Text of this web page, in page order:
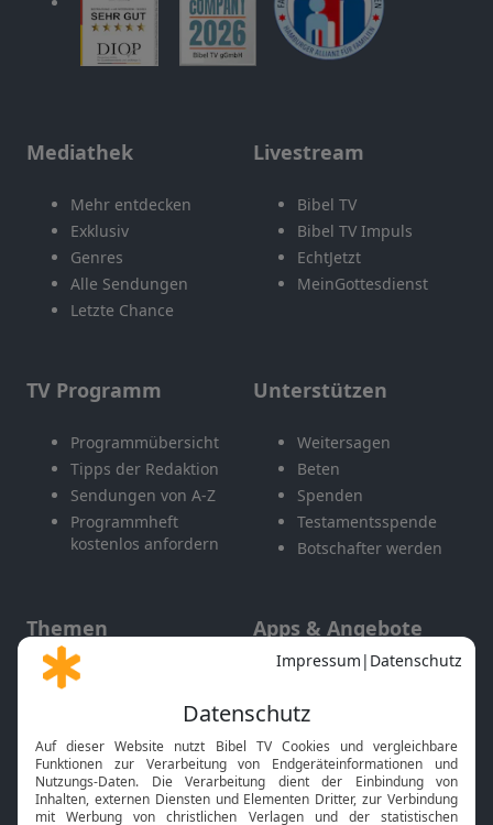
Mediathek
Mehr entdecken
Exklusiv
Genres
Alle Sendungen
Letzte Chance
Livestream
Bibel TV
Bibel TV Impuls
EchtJetzt
MeinGottesdienst
TV Programm
Programmübersicht
Tipps der Redaktion
Sendungen von A-Z
Programmheft
kostenlos anfordern
Unterstützen
Weitersagen
Beten
Spenden
Testamentsspende
Botschafter werden
Themen
Gott und Bibel erklärt
Neuigkeiten
Apps & Angebote
Mobile App
Smart TV
HbbTV
Bibelthek Online-Bibel